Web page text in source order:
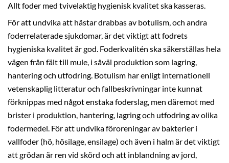
Allt foder med tvivelaktig hygienisk kvalitet ska kasseras.
För att undvika att hästar drabbas av botulism, och andra
foderrelaterade sjukdomar, är det viktigt att fodrets
hygieniska kvalitet är god. Foderkvalitén ska säkerställas hela
vägen från fält till mule, i såväl produktion som lagring,
hantering och utfodring. Botulism har enligt internationell
vetenskaplig litteratur och fallbeskrivningar inte kunnat
förknippas med något enstaka foderslag, men däremot med
brister i produktion, hantering, lagring och utfodring av olika
fodermedel. För att undvika föroreningar av bakterier i
vallfoder (hö, hösilage, ensilage) och även i halm är det viktigt
att grödan är ren vid skörd och att inblandning av jord,